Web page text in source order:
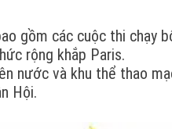
gồm các cuộc thi chạy
rộng khắp Paris.
nước và khu thể thao
Hội.